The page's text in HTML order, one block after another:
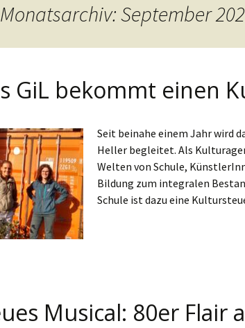
Monatsarchiv: September
GiL bekommt einen
Seit beinahe einem Jahr wird
Heller begleitet. Als
Welten von Schule,
Bildung zum integralen
Schule ist dazu eine
Musical: 80er Flair